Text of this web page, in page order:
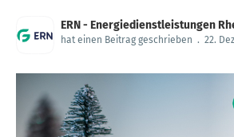
ERN - Energiedienstleistungen
hat einen Beitrag geschrieben . 22.